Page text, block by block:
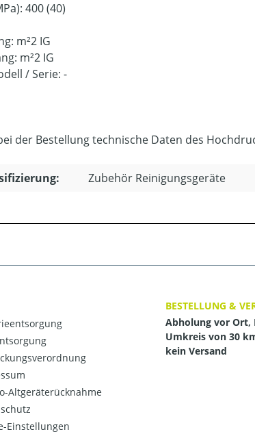
400 (40)
m²2 IG
m²2 IG
/ Serie: -
der Bestellung technische Daten des
Zubehör Reinigungsgeräte
Altgeräterücknahme
Einstellungen
BESTELLUNG &
Abholung vor Ort,
Umkreis von 30
kein Versand